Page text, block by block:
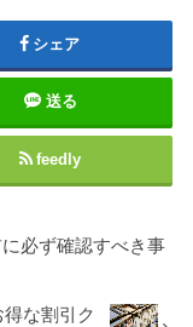
シェア
送る
feedly
必ず確認すべき事
な割引ク